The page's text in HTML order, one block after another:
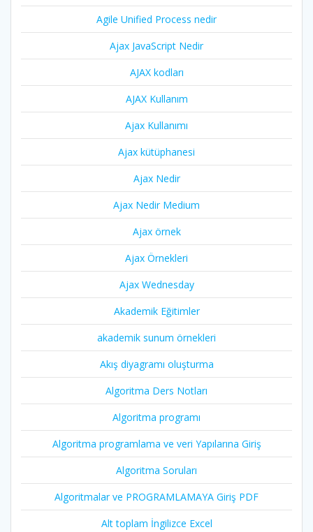
Agile Unified Process nedir
Ajax JavaScript Nedir
AJAX kodları
AJAX Kullanım
Ajax Kullanımı
Ajax kütüphanesi
Ajax Nedir
Ajax Nedir Medium
Ajax örnek
Ajax Örnekleri
Ajax Wednesday
Akademik Eğitimler
akademik sunum örnekleri
Akış diyagramı oluşturma
Algoritma Ders Notları
Algoritma programı
Algoritma programlama ve veri Yapılarına Giriş
Algoritma Soruları
Algoritmalar ve PROGRAMLAMAYA Giriş PDF
Alt toplam İngilizce Excel